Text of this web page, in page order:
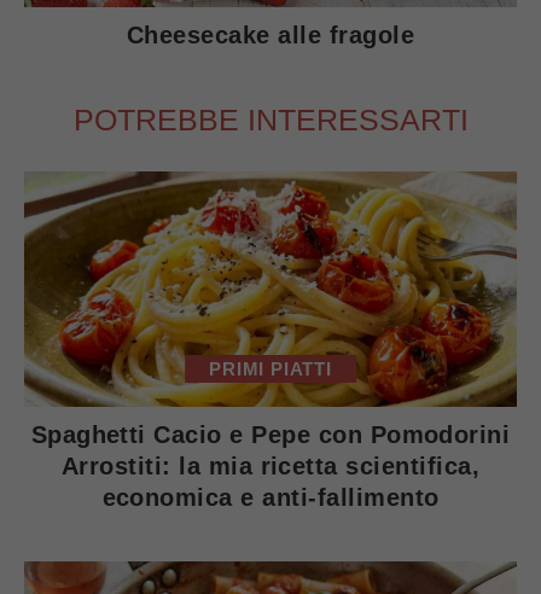
Cheesecake alle fragole
POTREBBE INTERESSARTI
PRIMI PIATTI
Spaghetti Cacio e Pepe con Pomodorini
Arrostiti: la mia ricetta scientifica,
economica e anti-fallimento